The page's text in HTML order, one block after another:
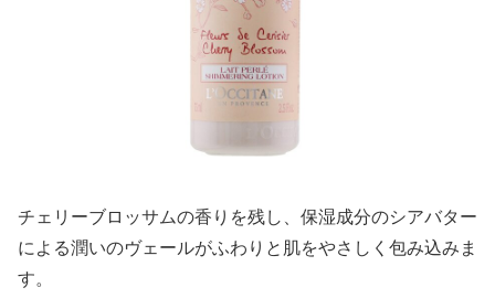
チェリーブロッサムの香りを残し、保湿成分のシアバター
による潤いのヴェールがふわりと肌をやさしく包み込みま
す。